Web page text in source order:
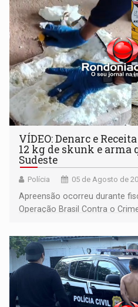
VÍDEO: Denarc e
12 kg de skunk e arma
Sudeste
Polícia 05 de Agosto de
Apreensão ocorreu durante
Operação Brasil Contra o